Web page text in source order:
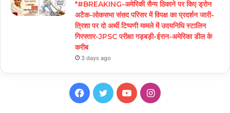
*#BREAKING-अमेरिकी सैन्य ठिकाने पर किए ड्रोन
अटैक-लोकसभा संसद परिसर में विपक्ष का प्रदर्शन जारी-
त्रिशा पर दो अर्थी टिप्पणी मामले में उदयनिधि स्टालिन
गिरफ्तार-JPSC परीक्षा गड़बड़ी-ईरान-अमेरिका डील के
करीब
3 days ago
Facebook
TwitterYouTubeInstagram